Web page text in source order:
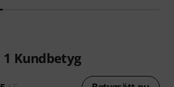
1 Kundbetyg